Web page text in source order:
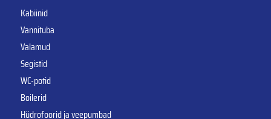
Kabiinid
Vannituba
Valamud
Segistid
WC-potid
Boilerid
Hüdrofoorid ja veepumbad